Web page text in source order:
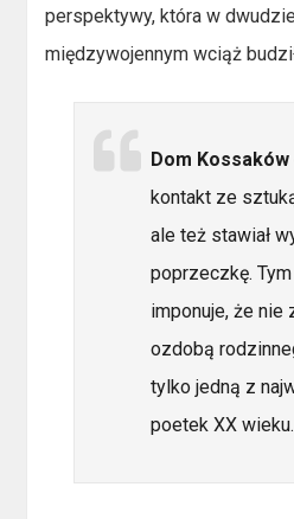
perspektywy, która w
międzywojennym wciąż
Dom Kossaków
kontakt ze
ale też stawiał
poprzeczkę.
imponuje, że nie
ozdobą
tylko jedną z
poetek XX wieku.